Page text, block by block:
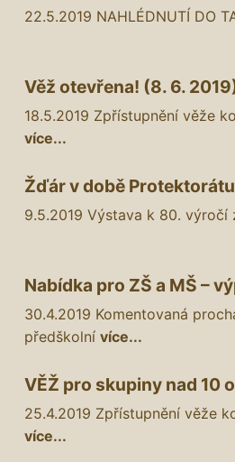
22.5.2019 NAHLÉDNUTÍ DO
Věž otevřena! (8. 6.
18.5.2019 Zpřístupnění věže
více...
Žďár v době
9.5.2019 Výstava k 80. výročí
Nabídka pro ZŠ a MŠ –
30.4.2019 Komentovaná
předškolní více...
VĚŽ pro skupiny nad 10
25.4.2019 Zpřístupnění věže
více...